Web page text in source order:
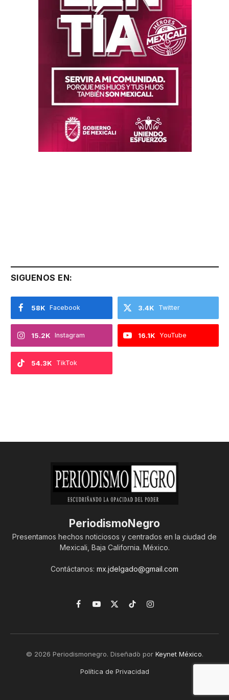
SIGUENOS EN:
Facebook
58K Twitter
3.4K
Instagram
15.2K YouTube
16.1K
TikTok
54.3K
PeriodismoNegro
Presentamos hechos noticiosos y centrados en la ciudad de
Mexicali, Baja California. México.
Contáctanos: mx.jdelgado@gmail.com
Facebook
YouTube
X
TikTokInstagram
© 2026 Periodismonegro. Diseñado por Keynet México.
Política de Privacidad